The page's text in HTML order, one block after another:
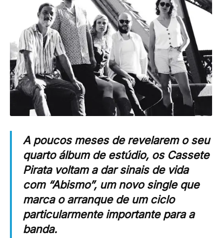
A poucos meses de revelarem o seu
quarto álbum de estúdio, os Cassete
Pirata voltam a dar sinais de vida
com “Abismo”, um novo single que
marca o arranque de um ciclo
particularmente importante para a
banda.